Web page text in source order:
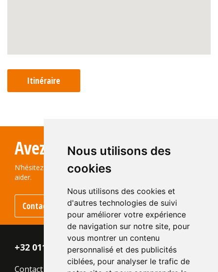
Nous utilisons des
cookies
Nous utilisons des cookies et
d'autres technologies de suivi
pour améliorer votre expérience
de navigation sur notre site, pour
vous montrer un contenu
personnalisé et des publicités
ciblées, pour analyser le trafic de
Itinéraire
Avez-vous des questions?
N’hésitez pas à nous contacter ! Nous serons ravis de vous
aider.
Contactez-nous
+32 011 - 870 938
Contact